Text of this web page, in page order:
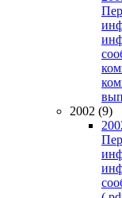
2002 (9)